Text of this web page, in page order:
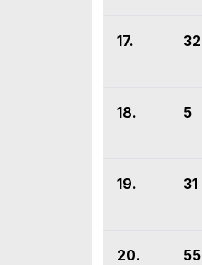
17. 32
18. 5
19. 31
20. 55